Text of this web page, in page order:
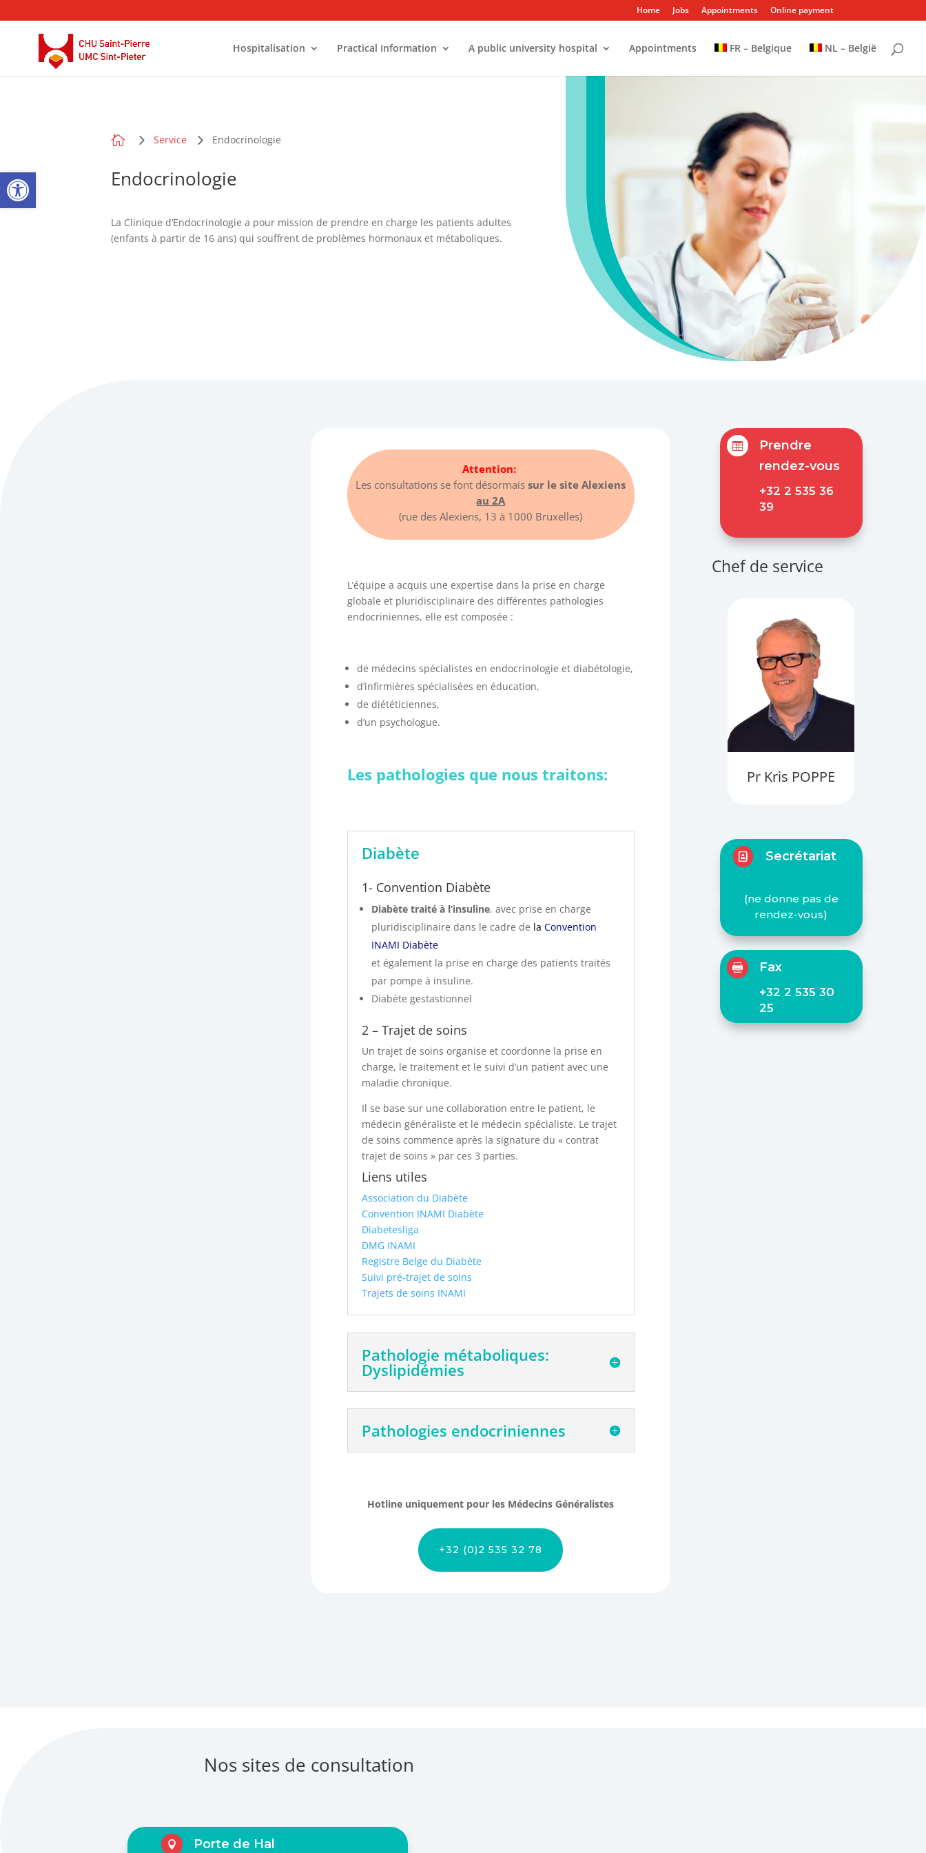
Open toolbar
Home Jobs Appointments Online payment
Hospitalisation Practical Information A public university hospital Appointments FR – Belgique NL – België
 Service Endocrinologie
Endocrinologie
La Clinique d’Endocrinologie a pour mission de prendre en charge les patients adultes
(enfants à partir de 16 ans) qui souffrent de problèmes hormonaux et métaboliques.
Attention:
Les consultations se font désormais sur le site Alexiens
au 2A
(rue des Alexiens, 13 à 1000 Bruxelles)
L’équipe a acquis une expertise dans la prise en charge
globale et pluridisciplinaire des différentes pathologies
endocriniennes, elle est composée :
de médecins spécialistes en endocrinologie et diabétologie,
d’infirmières spécialisées en éducation,
de diététiciennes,
d’un psychologue.
Les pathologies que nous traitons:
Diabète
1- Convention Diabète
Diabète traité à l’insuline, avec prise en charge
pluridisciplinaire dans le cadre de laConvention
INAMI Diabète
et également la prise en charge des patients traités
par pompe à insuline.
Diabète gestastionnel
2 – Trajet de soins
Un trajet de soins organise et coordonne la prise en
charge, le traitement et le suivi d’un patient avec une
maladie chronique.
Il se base sur une collaboration entre le patient, le
médecin généraliste et le médecin spécialiste. Le trajet
de soins commence après la signature du « contrat
trajet de soins » par ces 3 parties.
Liens utiles
Association du Diabète
Convention INAMI Diabète
Diabetesliga
DMG INAMI
Registre Belge du Diabète
Suivi pré-trajet de soins
Trajets de soins INAMI
Pathologie métaboliques:
Dyslipidémies
Pathologies endocriniennes
Hotline uniquement pour les Médecins Généralistes
+32 (0)2 535 32 78

Prendre
rendez-vous
+32 2 535 36
39
Chef de service
Pr Kris POPPE
 Secrétariat
(ne donne pas de
rendez-vous)
 Fax
+32 2 535 30
25
Nos sites de consultation
 Porte de Hal